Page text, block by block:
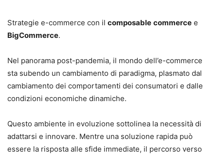
Strategie e-commerce con il composable commerce e
BigCommerce.
Nel panorama post-pandemia, il mondo dell’e-commerce
sta subendo un cambiamento di paradigma, plasmato dal
cambiamento dei comportamenti dei consumatori e dalle
condizioni economiche dinamiche.
Questo ambiente in evoluzione sottolinea la necessità di
adattarsi e innovare. Mentre una soluzione rapida può
essere la risposta alle sfide immediate, il percorso verso